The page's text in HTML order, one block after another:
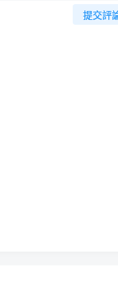
提交評